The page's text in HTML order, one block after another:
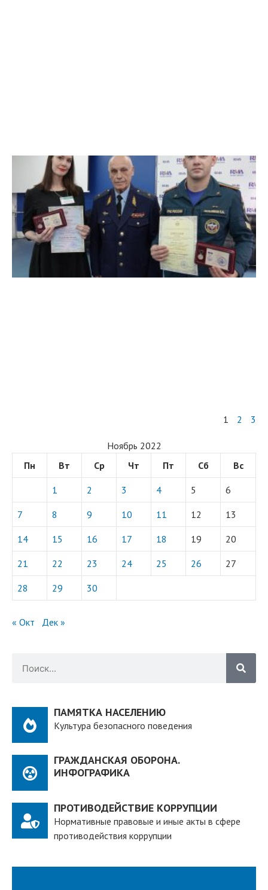
1 2 3
Ноябрь 2022
Пн
Вт Ср Чт Пт Сб Вс
1 2 3 4 5 6
7 8 9 10 11 12 13
14 15 16 17 18 19 20
21 22 23 24 25 26 27
28 29 30
« Окт Дек »
ПАМЯТКА НАСЕЛЕНИЮ
Культура безопасного поведения
ГРАЖДАНСКАЯ ОБОРОНА.
ИНФОГРАФИКА
ПРОТИВОДЕЙСТВИЕ КОРРУПЦИИ
Нормативные правовые и иные акты в сфере
противодействия коррупции